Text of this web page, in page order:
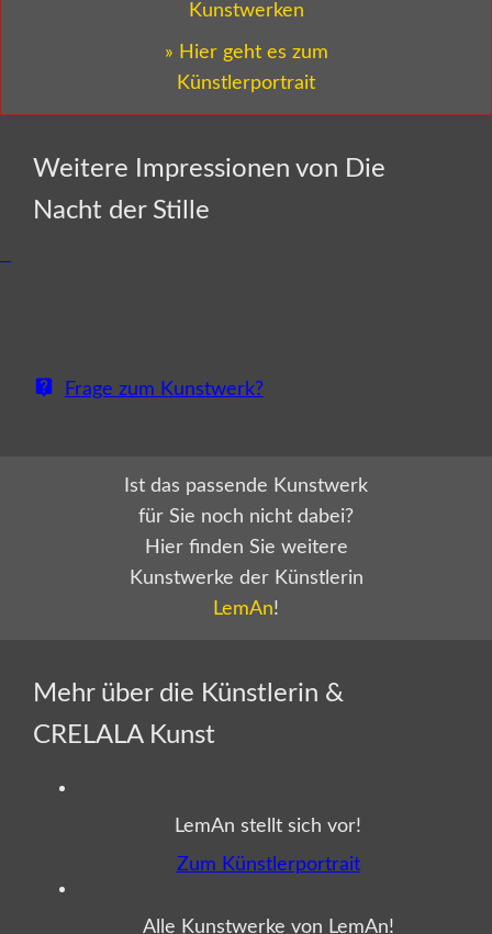
Kunstwerken
» Hier geht es zum
Künstlerportrait
Weitere Impressionen von Die
Nacht der Stille
Frage zum Kunstwerk?
Ist das passende Kunstwerk
für Sie noch nicht dabei?
Hier finden Sie weitere
Kunstwerke der Künstlerin
LemAn!
Mehr über die Künstlerin &
CRELALA Kunst
LemAn stellt sich vor!
Zum Künstlerportrait
Alle Kunstwerke von LemAn!